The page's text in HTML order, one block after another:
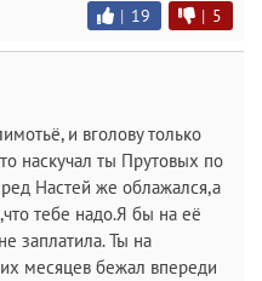
| 19 | 5
и вголову только
наскучал ты Прутовых по
Настей же облажался,а
тебе надо.Я бы на её
заплатила. Ты на
месяцев бежал впереди